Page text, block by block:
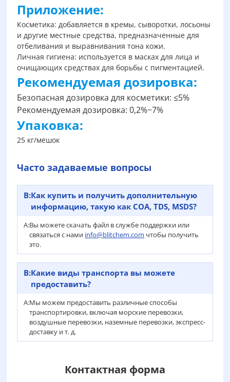
Приложение:
Косметика: добавляется в кремы, сыворотки, лосьоны
и другие местные средства, предназначенные для
отбеливания и выравнивания тона кожи.
Личная гигиена: используется в масках для лица и
очищающих средствах для борьбы с пигментацией.
Рекомендуемая дозировка:
Безопасная дозировка для косметики: ≤5%
Рекомендуемая дозировка: 0,2%~7%
Упаковка:
25 кг/мешок
Часто задаваемые вопросы
В:Как купить и получить дополнительную
информацию, такую как COA, TDS, MSDS?
А:Вы можете скачать файл в службе поддержки или
связаться с нами info@blitchem.com чтобы получить
это.
В:Какие виды транспорта вы можете
предоставить?
А:Мы можем предоставить различные способы
транспортировки, включая морские перевозки,
воздушные перевозки, наземные перевозки, экспресс-
доставку и т. д.
Контактная форма